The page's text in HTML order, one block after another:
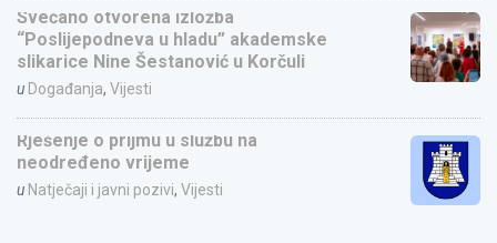
Svečano otvorena izložba
“Poslijepodneva u hladu” akademske
slikarice Nine Šestanović u Korčuli
u Događanja, Vijesti
Rješenje o prijmu u službu na
neodređeno vrijeme
u Natječaji i javni pozivi, Vijesti